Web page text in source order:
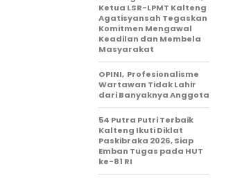
Ketua LSR-LPMT Kalteng
Agatisyansah Tegaskan
Komitmen Mengawal
Keadilan dan Membela
Masyarakat
OPINI, Profesionalisme
Wartawan Tidak Lahir
dari Banyaknya Anggota
54 Putra Putri Terbaik
Kalteng Ikuti Diklat
Paskibraka 2026, Siap
Emban Tugas pada HUT
ke-81 RI